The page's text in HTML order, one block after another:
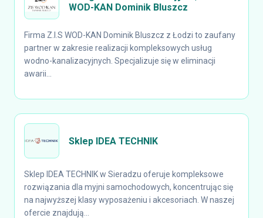
WOD-KAN Dominik Bluszcz
Firma Z.I.S WOD-KAN Dominik Bluszcz z Łodzi to zaufany
partner w zakresie realizacji kompleksowych usług
wodno-kanalizacyjnych. Specjalizuje się w eliminacji
awarii...
Sklep IDEA TECHNIK
Sklep IDEA TECHNIK w Sieradzu oferuje kompleksowe
rozwiązania dla myjni samochodowych, koncentrując się
na najwyższej klasy wyposażeniu i akcesoriach. W naszej
ofercie znajdują...